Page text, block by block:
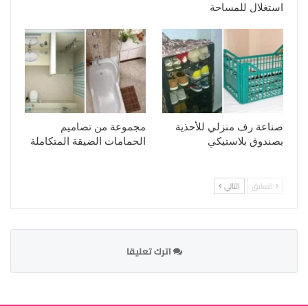
استغلال للمساحة
صناعة رف منزلي للأحذية
بصندوق بلاستيكي
مجموعة من تصاميم
الحمامات الضيقة المتكاملة
السابق التالي
اترك تعليقا